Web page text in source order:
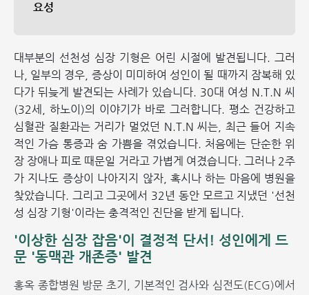
요성
대부분의 선천성 심장 기형은 어린 시절에 발견됩니다. 그러
나, 일부의 경우, 증상이 미미하여 성인이 될 때까지 잠복해 있
다가 뒤늦게 발견되는 사례가 있습니다. 30대 여성 N.T.N 씨
(32세, 하노이)의 이야기가 바로 그러합니다. 평소 건강하고
심혈관 질환과는 거리가 멀었던 N.T.N 씨는, 최근 들어 지속
적인 가슴 통증과 숨 가쁨을 겪었습니다. 처음에는 단순한 위
장 장애나 피로 때문일 거라고 가볍게 여겼습니다. 그러나 2주
가 지나도 증상이 나아지지 않자, 혹시나 하는 마음에 병원을
찾았습니다. 그리고 그곳에서 32년 동안 모르고 지냈던 '선천
성 심장 기형'이라는 충격적인 진단을 받게 됩니다.
'이상한 심장 잡음'이 결정적 단서! 성인에게 드
문 '동맥관 개존증' 발견
홍옥 종합병원 방문 초기, 기본적인 검사와 심전도(ECG)에서